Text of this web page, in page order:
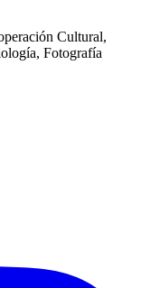
Cultural,
Fotografía